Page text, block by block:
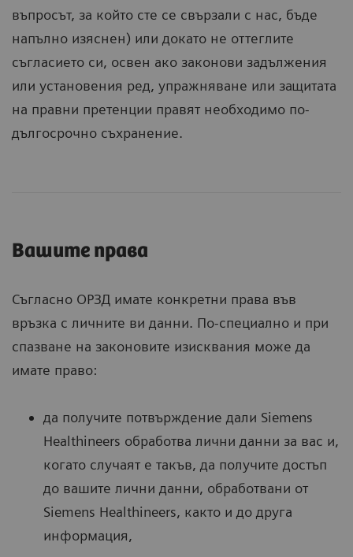
въпросът, за който сте се свързали с нас, бъде
напълно изяснен) или докато не оттеглите
съгласието си, освен ако законови задължения
или установения ред, упражняване или защитата
на правни претенции правят необходимо по-
дългосрочно съхранение.
Вашите права
Съгласно ОРЗД имате конкретни права във
връзка с личните ви данни. По-специално и при
спазване на законовите изисквания може да
имате право:
да получите потвърждение дали Siemens
Healthineers обработва лични данни за вас и,
когато случаят е такъв, да получите достъп
до вашите лични данни, обработвани от
Siemens Healthineers, както и до друга
информация,